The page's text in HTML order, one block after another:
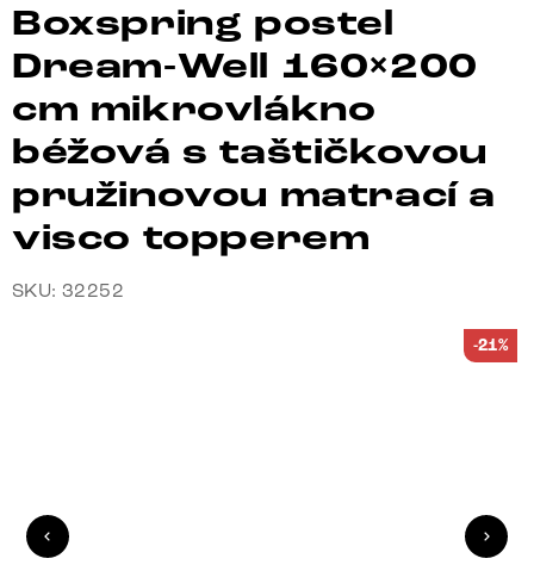
Boxspring postel
Dream-Well 160×200
cm mikrovlákno
béžová s taštičkovou
pružinovou matrací a
visco topperem
SKU: 32252
-21%